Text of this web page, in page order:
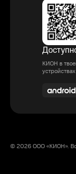
КИОН в
устройствах
© 2026 ООО «КИОН».